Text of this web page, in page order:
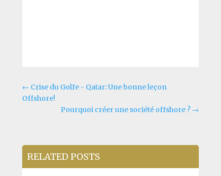
← Crise du Golfe - Qatar: Une bonne leçon
Offshore!
Pourquoi créer une société offshore ? →
RELATED POSTS